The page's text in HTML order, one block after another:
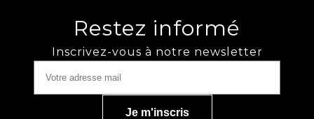
Restez informé
Inscrivez-vous à notre newsletter